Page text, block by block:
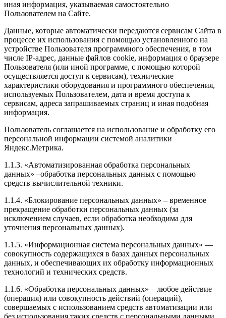
иная информация, указываемая самостоятельно
Пользователем на Сайте.
Данные, которые автоматически передаются сервисам Сайта в
процессе их использования с помощью установленного на
устройстве Пользователя программного обеспечения, в том
числе IP-адрес, данные файлов cookie, информация о браузере
Пользователя (или иной программе, с помощью которой
осуществляется доступ к сервисам), технические
характеристики оборудования и программного обеспечения,
используемых Пользователем, дата и время доступа к
сервисам, адреса запрашиваемых страниц и иная подобная
информация.
Пользователь соглашается на использование и обработку его
персональной информации системой аналитики
Яндекс.Метрика.
1.1.3. «Автоматизированная обработка персональных
данных» –обработка персональных данных с помощью
средств вычислительной техники.
1.1.4. «Блокирование персональных данных» – временное
прекращение обработки персональных данных (за
исключением случаев, если обработка необходима для
уточнения персональных данных).
1.1.5. «Информационная система персональных данных» —
совокупность содержащихся в базах данных персональных
данных, и обеспечивающих их обработку информационных
технологий и технических средств.
1.1.6. «Обработка персональных данных» – любое действие
(операция) или совокупность действий (операций),
совершаемых с использованием средств автоматизации или
без использования таких средств с персональными данными,